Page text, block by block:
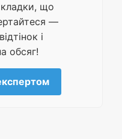
що
—
і
обсяг!